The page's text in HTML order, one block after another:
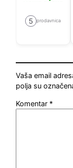
5 prodavnica
Vaša email
polja su
Komentar *